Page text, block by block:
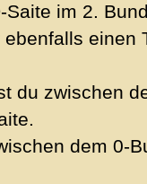
im 2.
einen
du zwischen
dem 0-